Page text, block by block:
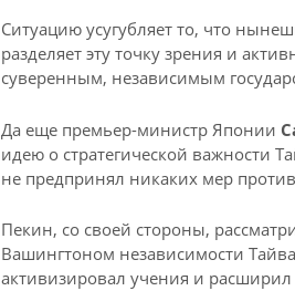
Ситуацию усугубляет то, что
разделяет эту точку зрения и
суверенным, независимым
Да еще премьер-министр Японии
идею о стратегической важности
не предпринял никаких мер
Пекин, со своей стороны,
Вашингтоном независимости
активизировал учения и